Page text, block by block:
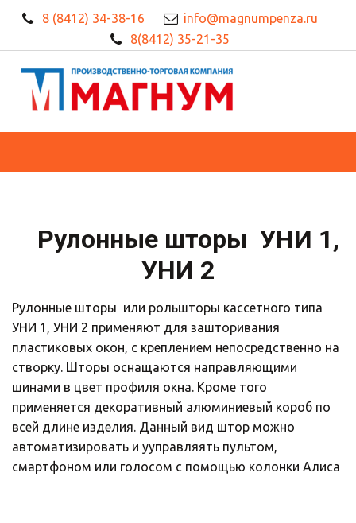
8 (8412) 34-38-16
info@magnumpenza.ru
8(8412) 35-21-35
  Рулонные шторы  УНИ 1,
УНИ 2
Рулонные шторы  или рольшторы кассетного типа
УНИ 1, УНИ 2 применяют для зашторивания
пластиковых окон, с креплением непосредственно на
створку. Шторы оснащаются направляющими
шинами в цвет профиля окна. Кроме того
применяется декоративный алюминиевый короб по
всей длине изделия. Данный вид штор можно
автоматизировать и ууправляять пультом,
смартфоном или голосом с помощью колонки Алиса